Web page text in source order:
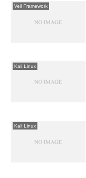
Veil Framework
Kali Linux
Kali Linux